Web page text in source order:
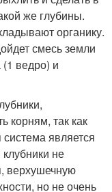
же глубины.
органику.
смесь земли
(1 ведро) и
корням, так как
является
не
верхушечную
но не очень